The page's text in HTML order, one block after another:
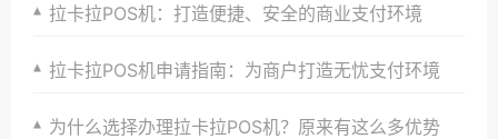
拉卡拉POS机：打造便捷、安全的商业支付环境
拉卡拉POS机申请指南：为商户打造无忧支付环境
为什么选择办理拉卡拉POS机？原来有这么多优势